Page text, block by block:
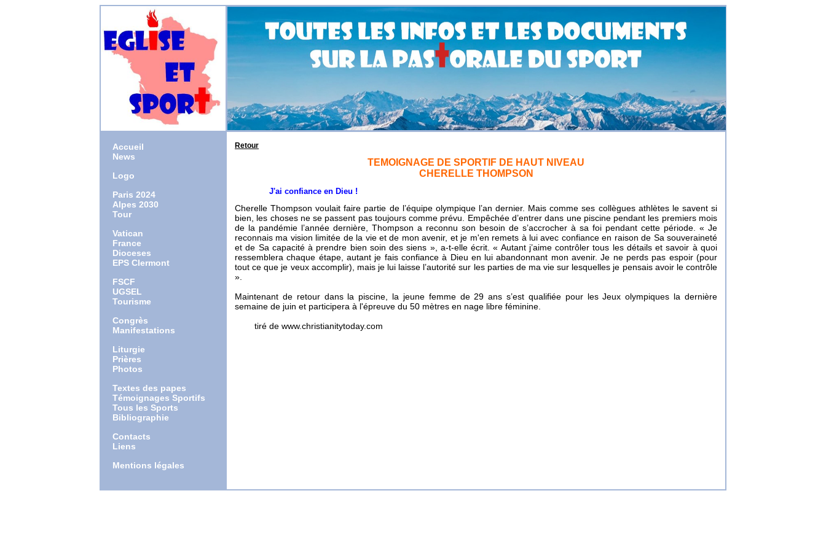
Accueil
News
Logo
Paris 2024
Alpes 2030
Tour
Vatican
France
Dioceses
EPS Clermont
FSCF
UGSEL
Tourisme
Congrès
Manifestations
Liturgie
Prières
Photos
Textes des papes
Témoignages Sportifs
Tous les Sports
Bibliographie
Contacts
Liens
Mentions légales
Retour
TEMOIGNAGE DE SPORTIF DE HAUT NIVEAU
CHERELLE THOMPSON
J'ai confiance en Dieu !
Cherelle Thompson voulait faire partie de l’équipe olympique l’an dernier. Mais comme ses collègues athlètes le savent si
bien, les choses ne se passent pas toujours comme prévu. Empêchée d’entrer dans une piscine pendant les premiers mois
de la pandémie l’année dernière, Thompson a reconnu son besoin de s’accrocher à sa foi pendant cette période. « Je
reconnais ma vision limitée de la vie et de mon avenir, et je m'en remets à lui avec confiance en raison de Sa souveraineté
et de Sa capacité à prendre bien soin des siens », a-t-elle écrit. « Autant j’aime contrôler tous les détails et savoir à quoi
ressemblera chaque étape, autant je fais confiance à Dieu en lui abandonnant mon avenir. Je ne perds pas espoir (pour
tout ce que je veux accomplir), mais je lui laisse l’autorité sur les parties de ma vie sur lesquelles je pensais avoir le contrôle
».
Maintenant de retour dans la piscine, la jeune femme de 29 ans s’est qualifiée pour les Jeux olympiques la dernière
semaine de juin et participera à l'épreuve du 50 mètres en nage libre féminine.
tiré de www.christianitytoday.com